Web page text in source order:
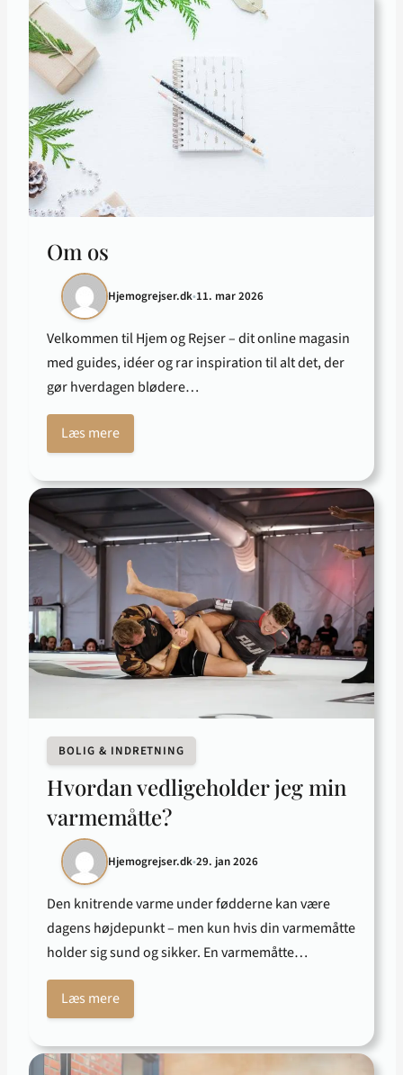
Om os
Hjemogrejser.dk•11. mar 2026
Velkommen til Hjem og Rejser – dit online magasin
med guides, idéer og rar inspiration til alt det, der
gør hverdagen blødere…
Læs mere
BOLIG & INDRETNING
Hvordan vedligeholder jeg min
varmemåtte?
Hjemogrejser.dk•29. jan 2026
Den knitrende varme under fødderne kan være
dagens højdepunkt – men kun hvis din varmemåtte
holder sig sund og sikker. En varmemåtte…
Læs mere